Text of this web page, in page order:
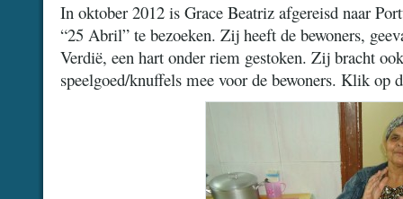
In oktober 2012 is Grace Beatriz afgereisd naar
“25 Abril” te bezoeken. Zij heeft de bewoners,
Verdië, een hart onder riem gestoken. Zij bracht
speelgoed/knuffels mee voor de bewoners. Klik op